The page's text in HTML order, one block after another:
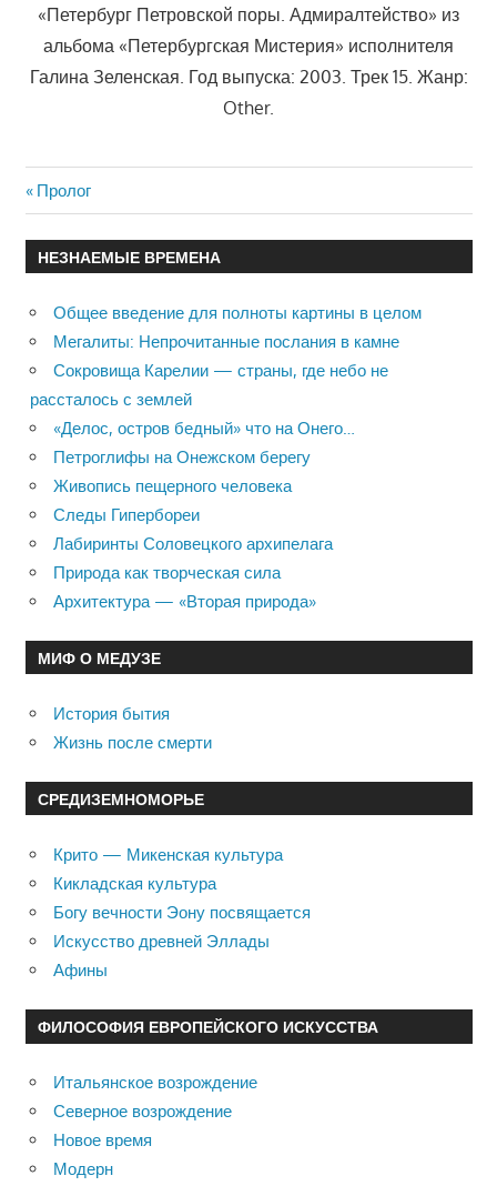
«Петербург Петровской поры. Адмиралтейство» из
альбома «Петербургская Мистерия» исполнителя
Галина Зеленская. Год выпуска: 2003. Трек 15. Жанр:
Other.
Навигация
по
записям
Previous
Post:
Пролог
НЕЗНАЕМЫЕ ВРЕМЕНА
Общее введение для полноты картины в целом
Мегалиты: Непрочитанные послания в камне
Сокровища Карелии — страны, где небо не
рассталось с землей
«Делос, остров бедный» что на Онего…
Петроглифы на Онежском берегу
Живопись пещерного человека
Следы Гипербореи
Лабиринты Соловецкого архипелага
Природа как творческая сила
Архитектура — «Вторая природа»
МИФ О МЕДУЗЕ
История бытия
Жизнь после смерти
СРЕДИЗЕМНОМОРЬЕ
Крито — Микенская культура
Кикладская культура
Богу вечности Эону посвящается
Искусство древней Эллады
Афины
ФИЛОСОФИЯ ЕВРОПЕЙСКОГО ИСКУССТВА
Итальянское возрождение
Северное возрождение
Новое время
Модерн